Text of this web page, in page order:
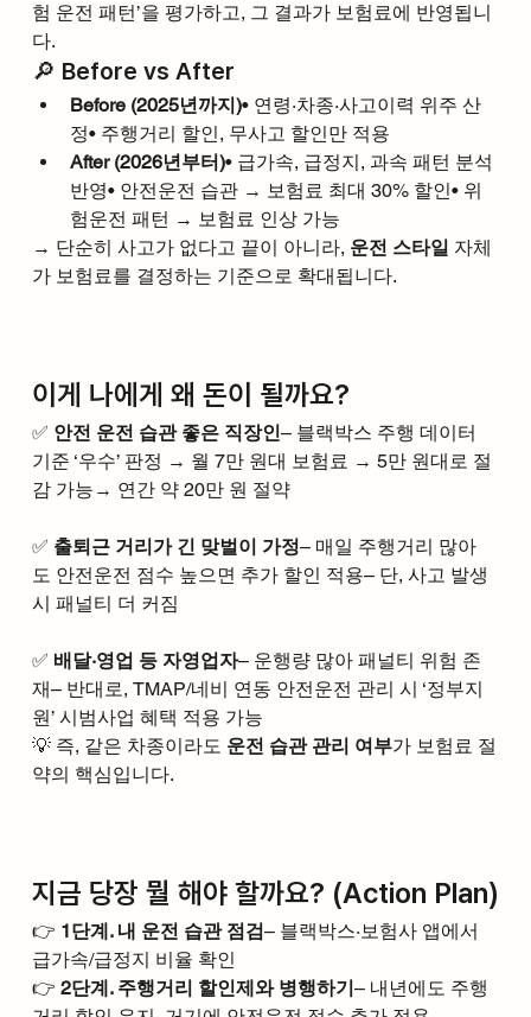
험 운전 패턴’을 평가하고, 그 결과가 보험료에 반영됩니
다.
🔎 Before vs After
Before (2025년까지)• 연령·차종·사고이력 위주 산
정• 주행거리 할인, 무사고 할인만 적용
After (2026년부터)• 급가속, 급정지, 과속 패턴 분석
반영• 안전운전 습관 → 보험료 최대 30% 할인• 위
험운전 패턴 → 보험료 인상 가능
→ 단순히 사고가 없다고 끝이 아니라, 운전 스타일 자체
가 보험료를 결정하는 기준으로 확대됩니다.
이게 나에게 왜 돈이 될까요?
✅ 안전 운전 습관 좋은 직장인– 블랙박스 주행 데이터
기준 ‘우수’ 판정 → 월 7만 원대 보험료 → 5만 원대로 절
감 가능→ 연간 약 20만 원 절약
✅ 출퇴근 거리가 긴 맞벌이 가정– 매일 주행거리 많아
도 안전운전 점수 높으면 추가 할인 적용– 단, 사고 발생
시 패널티 더 커짐
✅ 배달·영업 등 자영업자– 운행량 많아 패널티 위험 존
재– 반대로, TMAP/네비 연동 안전운전 관리 시 ‘정부지
원’ 시범사업 혜택 적용 가능
💡 즉, 같은 차종이라도 운전 습관 관리 여부가 보험료 절
약의 핵심입니다.
지금 당장 뭘 해야 할까요? (Action Plan)
👉 1단계. 내 운전 습관 점검– 블랙박스·보험사 앱에서
급가속/급정지 비율 확인
👉 2단계. 주행거리 할인제와 병행하기 – 내년에도 주행